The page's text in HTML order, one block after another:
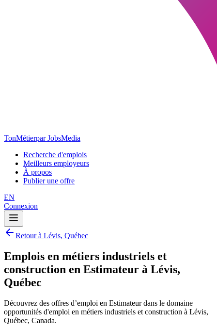
TonMétierpar JobsMedia
Recherche d'emplois
Meilleurs employeurs
À propos
Publier une offre
EN
Connexion
Retour à Lévis, Québec
Emplois en métiers industriels et
construction en Estimateur à Lévis,
Québec
Découvrez des offres d’emploi en Estimateur dans le domaine
opportunités d'emploi en métiers industriels et construction à Lévis,
Québec, Canada.